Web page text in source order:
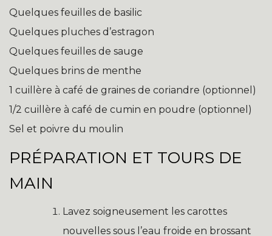
Quelques feuilles de basilic
Quelques pluches d’estragon
Quelques feuilles de sauge
Quelques brins de menthe
1 cuillère à café de graines de coriandre (optionnel)
1/2 cuillère à café de cumin en poudre (optionnel)
Sel et poivre du moulin
PRÉPARATION ET TOURS DE
MAIN
Lavez soigneusement les carottes
nouvelles sous l’eau froide en brossant